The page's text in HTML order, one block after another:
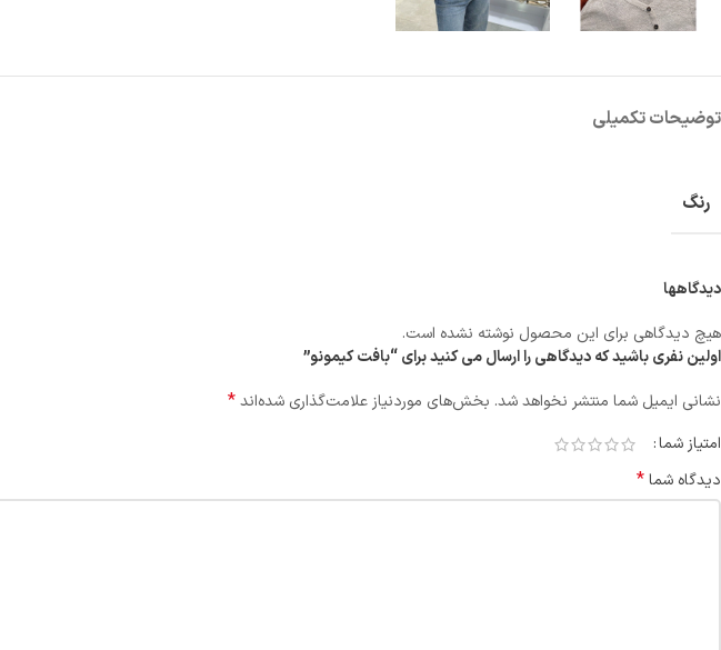
توضیحات تکمیلی
رنگ
دیدگاهها
هیچ دیدگاهی برای این محصول نوشته نشده است.
اولین نفری باشید که دیدگاهی را ارسال می کنید برای “بافت کیمونو”
نشانی ایمیل شما منتشر نخواهد شد. بخش‌های موردنیاز علامت‌گذاری شده‌اند*
امتیاز شما
دیدگاه شما*